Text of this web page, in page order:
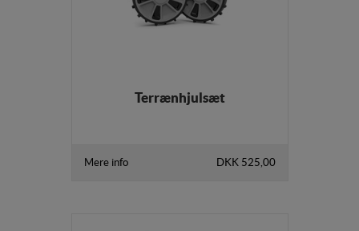
Terrænhjulsæt
Mere info DKK 525,00